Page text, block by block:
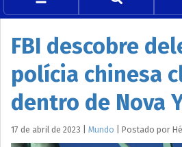
FBI descobre
polícia chinesa
dentro de Nova
17 de abril de 2023 Mundo Postado por